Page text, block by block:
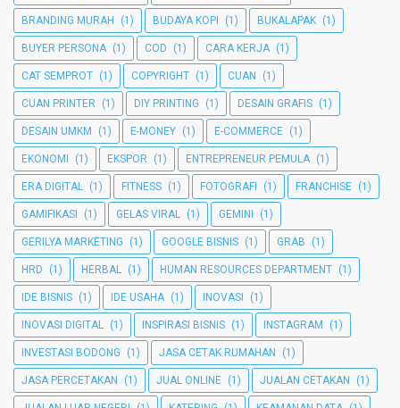
BRANDING MURAH (1) BUDAYA KOPI (1) BUKALAPAK (1)
BUYER PERSONA (1) COD (1) CARA KERJA (1)
CAT SEMPROT (1) COPYRIGHT (1) CUAN (1)
CUAN PRINTER (1) DIY PRINTING (1) DESAIN GRAFIS (1)
DESAIN UMKM (1) E-MONEY (1) E-COMMERCE (1)
EKONOMI (1) EKSPOR (1) ENTREPRENEUR PEMULA (1)
ERA DIGITAL (1) FITNESS (1) FOTOGRAFI (1) FRANCHISE (1)
GAMIFIKASI (1) GELAS VIRAL (1) GEMINI (1)
GERILYA MARKETING (1) GOOGLE BISNIS (1) GRAB (1)
HRD (1) HERBAL (1) HUMAN RESOURCES DEPARTMENT (1)
IDE BISNIS (1) IDE USAHA (1) INOVASI (1)
INOVASI DIGITAL (1) INSPIRASI BISNIS (1) INSTAGRAM (1)
INVESTASI BODONG (1) JASA CETAK RUMAHAN (1)
JASA PERCETAKAN (1) JUAL ONLINE (1) JUALAN CETAKAN (1)